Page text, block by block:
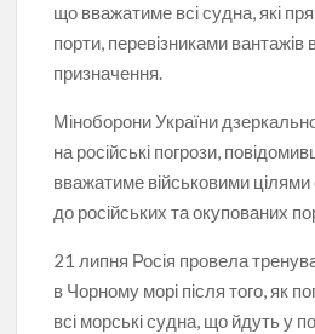
що вважатиме всі судна, які
порти, перевізниками вантажів
призначення.
Міноборони України
на російські погрози,
вважатиме військовими
до російських та окупованих
21 липня Росія провела
в Чорному морі після того, як
всі морські судна, що йдуть у